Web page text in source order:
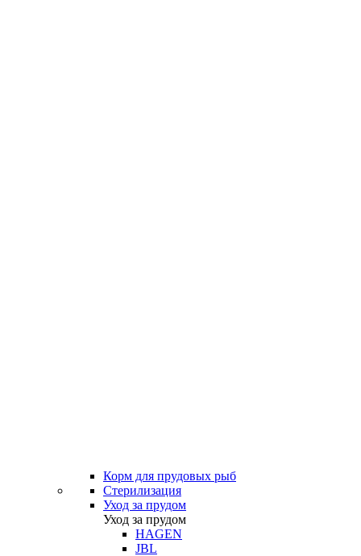
Корм для прудовых рыб
Стерилизация
Уход за прудом
Уход за прудом
HAGEN
JBL